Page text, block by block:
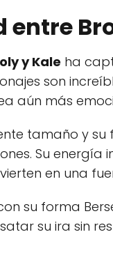
entre
y Kale ha
son
aún más
tamaño y
Su
en una
su forma
su ira sin